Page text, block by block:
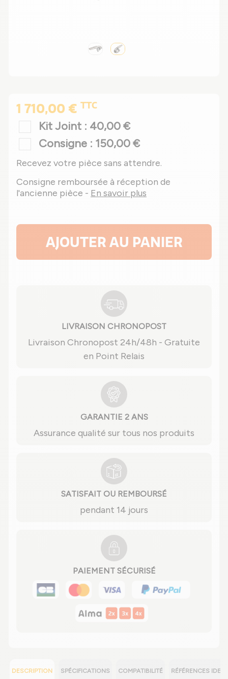
1 710,00 € TTC
Kit Joint : 40,00 €
Consigne : 150,00 €
Recevez votre pièce sans attendre.
Consigne remboursée à réception de
l'ancienne pièce - En savoir plus
AJOUTER AU PANIER
LIVRAISON CHRONOPOST
Livraison Chronopost 24h/48h - Gratuite
en Point Relais
GARANTIE 2 ANS
Assurance qualité sur tous nos produits
SATISFAIT OU REMBOURSÉ
pendant 14 jours
PAIEMENT SÉCURISÉ
DESCRIPTION SPÉCIFICATIONS COMPATIBILITÉ RÉFÉRENCES